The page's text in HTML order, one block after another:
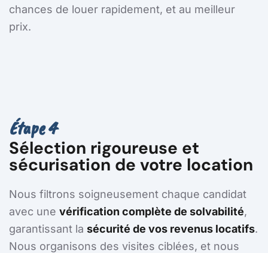
chances de louer rapidement, et au meilleur
prix.
Étape 4
Sélection rigoureuse et
sécurisation de votre location
Nous filtrons soigneusement chaque candidat
avec une vérification complète de solvabilité,
garantissant la sécurité de vos revenus locatifs.
Nous organisons des visites ciblées, et nous